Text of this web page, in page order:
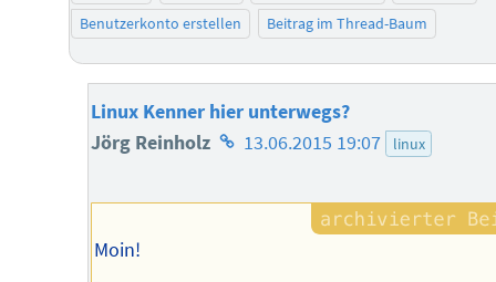
Benutzerkonto erstellen Beitrag im Thread-Baum
Linux Kenner hier unterwegs?
Jörg Reinholz Homepage
Autors
13.06.2015 19:07 linux
Moin!